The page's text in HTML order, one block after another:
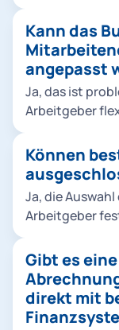
der steuerfreie
Hierzu können
persönlichen
Kann das
angepasst
Ja, das ist
Arbeitgeber
Können
Ja, die
Arbeitgeber
beispielsweise
eine
Gibt es
direkt mit